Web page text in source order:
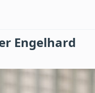
Engelhard